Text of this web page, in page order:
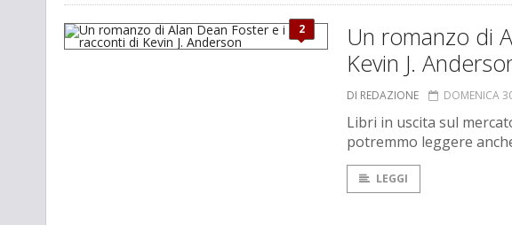
2
Un romanzo di
Kevin J.
DI REDAZIONE DOMENICA
Libri in uscita sul
potremmo leggere
LEGGI